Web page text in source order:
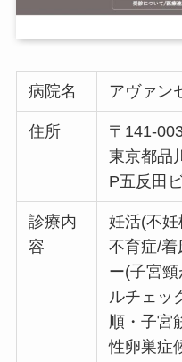
病院名 アヴァン
住所
〒141-
東京都品
P五反田
診療内
容
妊活(不
不育症/
ー(子宮
ルチェッ
順・子宮
性卵巣症